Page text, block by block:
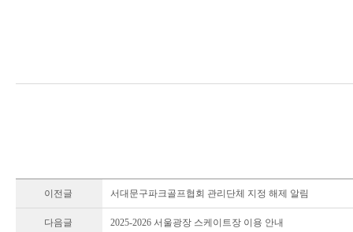
이전글 서대문구파크골프협회 관리단체 지정 해제 알림
다음글 2025-2026 서울광장 스케이트장 이용 안내